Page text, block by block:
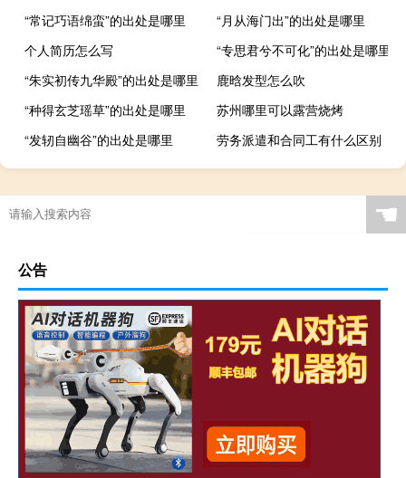
“常记巧语绵蛮”的出处是哪里
“月从海门出”的出处是哪里
个人简历怎么写
“专思君兮不可化”的出处是哪里
“朱实初传九华殿”的出处是哪里
鹿晗发型怎么吹
“种得玄芝瑶草”的出处是哪里
苏州哪里可以露营烧烤
“发轫自幽谷”的出处是哪里
劳务派遣和合同工有什么区别
☚
公告